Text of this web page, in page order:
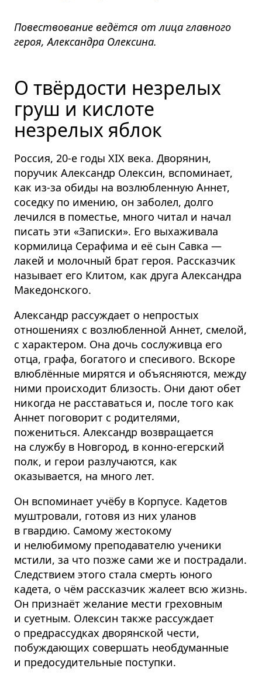
Повествование ведётся от лица главного
героя, Александра Олексина.
О твёрдости незрелых
груш и кислоте
незрелых яблок
Россия, 20-е годы XIX века. Дворянин,
поручик Александр Олексин, вспоминает,
как из-за обиды на возлюбленную Аннет,
соседку по имению, он заболел, долго
лечился в поместье, много читал и начал
писать эти «Записки». Его выхаживала
кормилица Серафима и её сын Савка —
лакей и молочный брат героя. Рассказчик
называет его Клитом, как друга Александра
Македонского.
Александр рассуждает о непростых
отношениях с возлюбленной Аннет, смелой,
с характером. Она дочь сослуживца его
отца, графа, богатого и спесивого. Вскоре
влюблённые мирятся и объясняются, между
ними происходит близость. Они дают обет
никогда не расставаться и, после того как
Аннет поговорит с родителями,
пожениться. Александр возвращается
на службу в Новгород, в конно-егерский
полк, и герои разлучаются, как
оказывается, на много лет.
Он вспоминает учёбу в Корпусе. Кадетов
муштровали, готовя из них уланов
в гвардию. Самому жестокому
и нелюбимому преподавателю ученики
мстили, за что позже сами же и пострадали.
Следствием этого стала смерть юного
кадета, о чём рассказчик жалеет всю жизнь.
Он признаёт желание мести греховным
и суетным. Олексин также рассуждает
о предрассудках дворянской чести,
побуждающих совершать необдуманные
и предосудительные поступки.